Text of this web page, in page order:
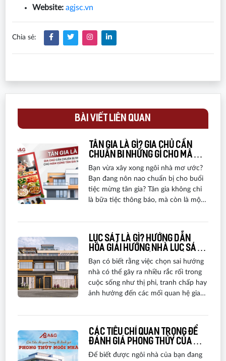
Website: agjsc.vn
Chia sẻ:
BÀI VIẾT LIÊN QUAN
Tân gia là gì? Gia chủ cần
chuẩn bị những gì cho mâm
cúng tân gia nhà mới?
Bạn vừa xây xong ngôi nhà mơ ước?
Bạn đang nôn nao chuẩn bị cho buổi
tiệc mừng tân gia? Tân gia không chỉ
là bữa tiệc thông báo, mà còn là một
Việt Nam khám phá tất cả những điều
cần biết để tổ chức một buổi tân gia
trọn vẹn và ý nghĩa!
Lục sát là gì? Hướng dẫn
hóa giải hướng nhà lục sát
theo phong thủy chi tiết
Bạn có biết rằng việc chọn sai hướng
nhà có thể gây ra nhiều rắc rối trong
cuộc sống như thị phi, tranh chấp hay
ảnh hưởng đến các mối quan hệ gia
dấu hiệu của việc phạm phải hướng
Lục Sát. Trong bài viết này, A&G Việt
Nam sẽ giúp bạn hiểu rõ Lục Sát là gì
và cách hóa giải hướng Lục Sát hiệu
quả. Hãy cùng tìm hiểu ngay sau đây.
Các tiêu chí quan trọng để
đánh giá phong thủy của
ngôi nhà
Để biết được ngôi nhà của bạn đang